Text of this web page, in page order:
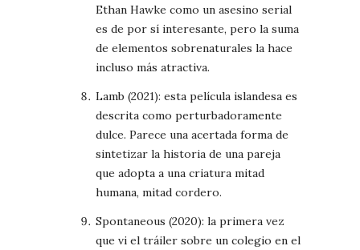
Ethan Hawke como un asesino serial
es de por sí interesante, pero la suma
de elementos sobrenaturales la hace
incluso más atractiva.
Lamb (2021): esta película islandesa es
descrita como perturbadoramente
dulce. Parece una acertada forma de
sintetizar la historia de una pareja
que adopta a una criatura mitad
humana, mitad cordero.
Spontaneous (2020): la primera vez
que vi el tráiler sobre un colegio en el